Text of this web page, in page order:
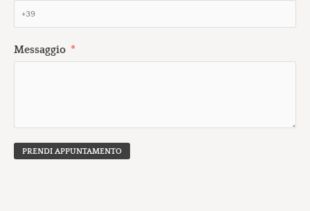
Messaggio
PRENDI APPUNTAMENTO